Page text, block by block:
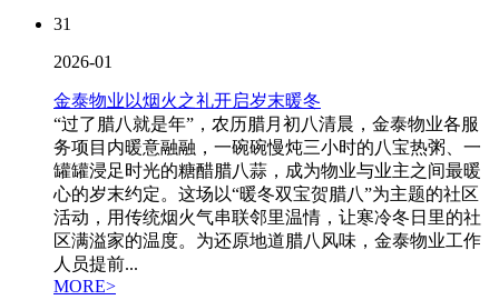
31
2026-01
金泰物业以烟火之礼开启岁末暖冬
“过了腊八就是年”，农历腊月初八清晨，金泰物业各服
务项目内暖意融融，一碗碗慢炖三小时的八宝热粥、一
罐罐浸足时光的糖醋腊八蒜，成为物业与业主之间最暖
心的岁末约定。这场以“暖冬双宝贺腊八”为主题的社区
活动，用传统烟火气串联邻里温情，让寒冷冬日里的社
区满溢家的温度。为还原地道腊八风味，金泰物业工作
人员提前...
MORE>